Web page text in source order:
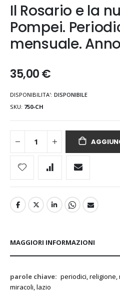
all'inizio
della
galleria
di
immagini
Il Rosario e la
Pompei.
mensuale.
35,00 €
DISPONIBILITA': DISPONIBILE
SKU 750-CH
MAGGIORI INFORMAZIONI
Maggiori
Informazioni
periodici, religione,
miracoli, lazio